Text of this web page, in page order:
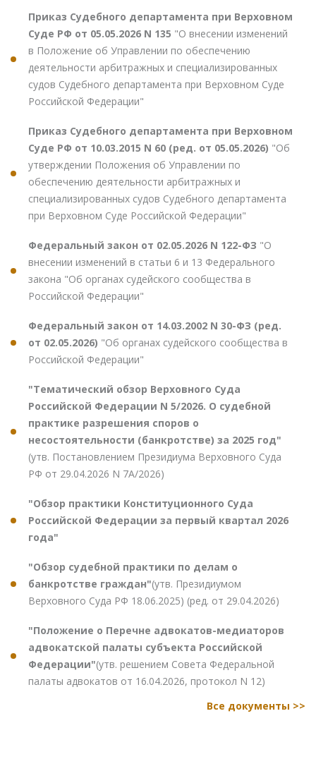
Приказ Судебного департамента при Верховном
Суде РФ от 05.05.2026 N 135 "О внесении изменений
в Положение об Управлении по обеспечению
деятельности арбитражных и специализированных
судов Судебного департамента при Верховном Суде
Российской Федерации"
Приказ Судебного департамента при Верховном
Суде РФ от 10.03.2015 N 60 (ред. от 05.05.2026) "Об
утверждении Положения об Управлении по
обеспечению деятельности арбитражных и
специализированных судов Судебного департамента
при Верховном Суде Российской Федерации"
Федеральный закон от 02.05.2026 N 122-ФЗ "О
внесении изменений в статьи 6 и 13 Федерального
закона "Об органах судейского сообщества в
Российской Федерации"
Федеральный закон от 14.03.2002 N 30-ФЗ (ред.
от 02.05.2026) "Об органах судейского сообщества в
Российской Федерации"
"Тематический обзор Верховного Суда
Российской Федерации N 5/2026. О судебной
практике разрешения споров о
несостоятельности (банкротстве) за 2025 год"
(утв. Постановлением Президиума Верховного Суда
РФ от 29.04.2026 N 7А/2026)
"Обзор практики Конституционного Суда
Российской Федерации за первый квартал 2026
года"
"Обзор судебной практики по делам о
банкротстве граждан"(утв. Президиумом
Верховного Суда РФ 18.06.2025) (ред. от 29.04.2026)
"Положение о Перечне адвокатов-медиаторов
адвокатской палаты субъекта Российской
Федерации"(утв. решением Совета Федеральной
палаты адвокатов от 16.04.2026, протокол N 12)
Все документы >>